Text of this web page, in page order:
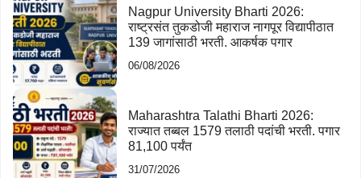
Nagpur University Bharti 2026:
राष्ट्रसंत तुकडोजी महाराज नागपूर विद्यापीठात
139 जागांसाठी भरती. आकर्षक पगार
06/08/2026
Maharashtra Talathi Bharti 2026:
राज्यात तब्बल 1579 तलाठी पदांची भरती. पगार
81,100 पर्यंत
31/07/2026